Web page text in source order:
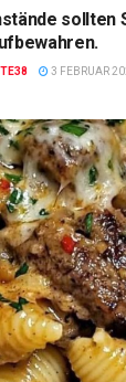
sollten
3 FEBRUAR